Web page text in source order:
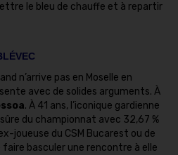
le bleu de chauffe et à repartir
n’arrive pas en Moselle en
avec de solides arguments. À
. À 41 ans, l’iconique gardienne
du championnat avec 32,67 %
joueuse du CSM Bucarest ou de
basculer une rencontre à elle